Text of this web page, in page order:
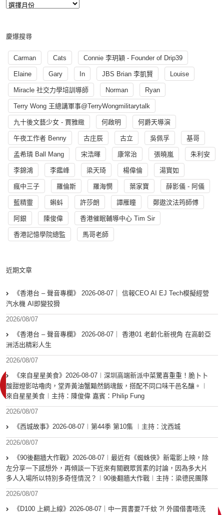
慶爆搜尋
Carman Cats Connie 李玥穎 - Founder of Drip39
Elaine Gary In JBS Brian 李凱賢 Louise
Miracle 社交力學培訓導師 Norman Ryan
Terry Wong 王總講軍事@TerryWongmilitarytalk
九十後文藝少女 - 賈雅緻 何啟明 何爵天導演
午夜工作者 Benny 古庄辰 古立 吳佩孚 基哥
孟希璘 Ball Mang 宋浩暉 康常治 張曉嵐 朱利安
李錦鴻 李鑑峰 梁天琦 楊偉倫 湯寳如
瘋中三子 羅倫斯 羅海憫 葉家寶 薛影儀 - 阿儀
藍精靈 蝌蚪 許莎朗 譚雁瞳 鄭遨汶法筠師傅
阿銀 陳俊偉 香港催眠輔導中心 Tim Sir
香港記憶學院總監 馬哥老師
近期文章
《香港台 – 聲音專欄》 2026-08-07｜ 信報CEO AI EJ Tech模擬經營
汽水機 AI即變狡猾
2026/08/07
《香港台 – 聲音專欄》 2026-08-07｜ 香港01 老齡化新視角 在高齡亞
洲活出精彩人生
2026/08/07
《來自星星美食》2026-08-07︱深圳高端新派中菜驚喜重重！脆卜卜
酸甜燈影咕嚕肉，堂弄黃油蟹黯然銷魂飯，搭配不同口味干邑名釀。︱
來自星星美食︱主持：陳俊偉 嘉賓：Philip Fung
2026/08/07
《西城故事》2026-08-07︱第44季 第10集 ︱主持：沈西城
2026/08/07
《90後翻牆大作戰》2026-08-07︱最近有《蜘蛛俠》新電影上映，除
左分享一下感想外，再傾談一下近來有關觀眾質素的討論，因為多大片
多人入場所以特別多奇怪情況？︱90後翻牆大作戰︱主持：梁德民團隊
2026/08/07
《D100 上綱上線》2026-08-07｜中一買書要7千蚊 ?! 外國借書唔洗